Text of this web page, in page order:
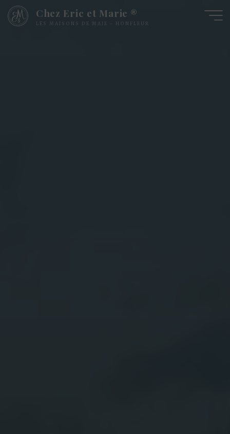
Chez Eric et Marie ®
LES MAISONS DE MAJE - HONFLEUR